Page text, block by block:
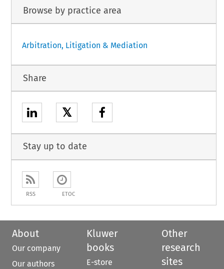
Browse by practice area
Arbitration, Litigation & Mediation
Share
𝕏
Stay up to date
RSS ETOC
About
Our company
Our authors
Kluwer
books
E-store
Other
research
sites